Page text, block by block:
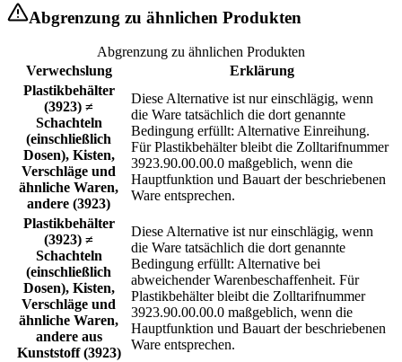
Abgrenzung zu ähnlichen Produkten
Abgrenzung zu ähnlichen Produkten
Verwechslung
Erklärung
Plastikbehälter
(3923) ≠
Schachteln
(einschließlich
Dosen), Kisten,
Verschläge und
ähnliche Waren,
andere (3923)
Diese Alternative ist nur einschlägig, wenn
die Ware tatsächlich die dort genannte
Bedingung erfüllt: Alternative Einreihung.
Für Plastikbehälter bleibt die Zolltarifnummer
3923.90.00.00.0 maßgeblich, wenn die
Hauptfunktion und Bauart der beschriebenen
Ware entsprechen.
Plastikbehälter
(3923) ≠
Schachteln
(einschließlich
Dosen), Kisten,
Verschläge und
ähnliche Waren,
andere aus
Kunststoff (3923)
Diese Alternative ist nur einschlägig, wenn
die Ware tatsächlich die dort genannte
Bedingung erfüllt: Alternative bei
abweichender Warenbeschaffenheit. Für
Plastikbehälter bleibt die Zolltarifnummer
3923.90.00.00.0 maßgeblich, wenn die
Hauptfunktion und Bauart der beschriebenen
Ware entsprechen.